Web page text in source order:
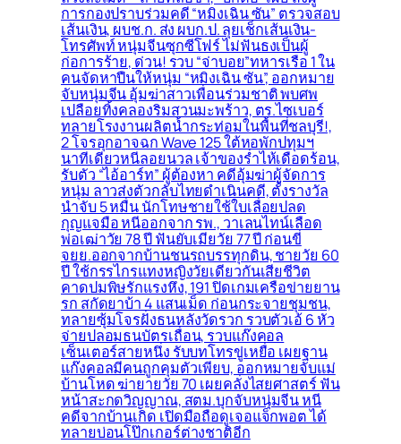
การกองปราบร่วมคดี “หมิงเฉิน ซัน” ตรวจสอบ
เส้นเงิน, ผบช.ก. ส่ง ผบก.ป. ลุยเช็กเส้นเงิน-
โทรศัพท์ หนุ่มจีนซุกซีโฟร์ ไม่ฟันธงเป็นผู้
ก่อการร้าย, ด่วน! รวบ “จ่าบอย”ทหารเรือ 1 ใน
คนจัดหาปืนให้หนุ่ม “หมิงเฉิน ซัน”, ออกหมาย
จับหนุ่มจีน อุ้มฆ่าสาวเพื่อนร่วมชาติ พบศพ
เปลือยทิ้งคลองริมสวนมะพร้าว, ตร.ไซเบอร์
ทลายโรงงานผลิตน้ำกระท่อมในพื้นที่ชลบุรี!,
2 โจรอุกอาจฉก Wave 125 ใต้หอพักปทุมฯ
นาทีเดียวหนีลอยนวล เจ้าของร่ำไห้เดือดร้อน,
รับตัว “ไอ้อาร์ท” ผู้ต้องหา คดีอุ้มฆ่าผู้จัดการ
หนุ่ม ลาวส่งตัวกลับไทยดำเนินคดี, ตั้งรางวัล
นำจับ 5 หมื่น นักโทษชายใช้ใบเลื่อยปลด
กุญแจมือ หนีออกจาก รพ., วาเลนไทน์เลือด
พ่อเฒ่าวัย 78 ปี ฟันยับเมียวัย 77 ปี ก่อนขี่
จยย.ออกจากบ้านชนรถบรรทุกดิน, ชายวัย 60
ปี ใช้กรรไกรแทงหญิงวัยเดียวกันเสียชีวิต
คาดปมพิษรักแรงหึง, 191 ปิดเกมเครือข่ายยาน
รก สกัดยาบ้า 4 แสนเม็ด ก่อนกระจายชุมชน,
ทลายซุ้มโจรฝั่งธนหลังวัดรวก รวบตัวเอ้ 6 หัว
จ่ายปลอมธนบัตรเถื่อน, รวบแก๊งคอล
เซ็นเตอร์สายหนึ่ง รับบทโทรขู่เหยื่อ เผยฐาน
แก๊งคอลมีคนถูกคุมตัวเพียบ, ออกหมายจับแม่
บ้านโหด ฆ่ายายวัย 70 เผยคลั่งไสยศาสตร์ ฟัน
หน้าสะกดวิญญาณ, สตม.บุกจับหนุ่มจีน หนี
คดีจากบ้านเกิด เปิดมือถือดูเจอแจ็กพอต ได้
ทลายบ่อนโป๊กเกอร์ต่างชาติอีก